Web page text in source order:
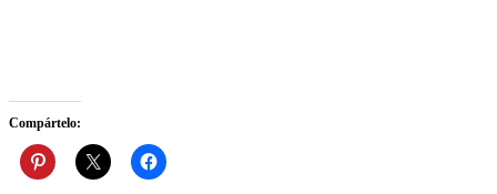
Compártelo: